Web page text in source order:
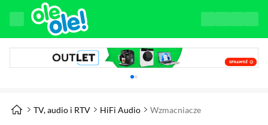
Karuzela z banerami, aktualny element 1 z
TV, audio i RTV HiFi Audio Wzmacniacze